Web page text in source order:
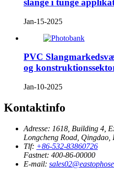
slange i tunge
Jan-15-2025
PVC
og
Jan-10-2025
Kontaktinfo
Adresse: 1618, Building 4,
Longcheng Road, Qingdao,
Tlf: +86-532-83860726
Fastnet: 400-86-00000
E-mail: